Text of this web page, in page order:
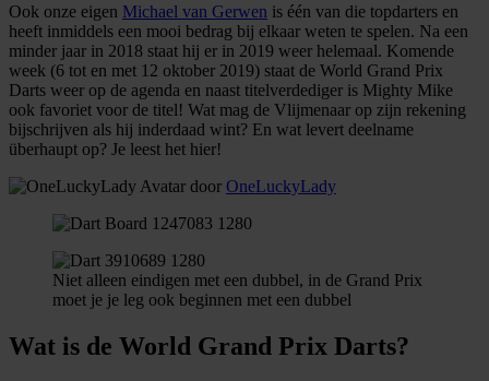
Ook onze eigen Michael van Gerwen is één van die topdarters en
heeft inmiddels een mooi bedrag bij elkaar weten te spelen. Na een
minder jaar in 2018 staat hij er in 2019 weer helemaal. Komende
week (6 tot en met 12 oktober 2019) staat de World Grand Prix
Darts weer op de agenda en naast titelverdediger is Mighty Mike
ook favoriet voor de titel! Wat mag de Vlijmenaar op zijn rekening
bijschrijven als hij inderdaad wint? En wat levert deelname
überhaupt op? Je leest het hier!
door OneLuckyLady
Niet alleen eindigen met een dubbel, in de Grand Prix
moet je je leg ook beginnen met een dubbel
Wat is de World Grand Prix Darts?